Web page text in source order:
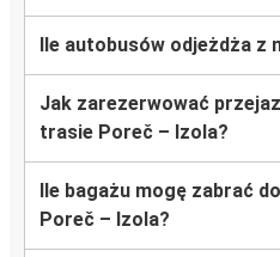
Ile autobusów odjeżdża z
Jak zarezerwować
trasie Poreč – Izola?
Ile bagażu mogę zabrać
Poreč – Izola?